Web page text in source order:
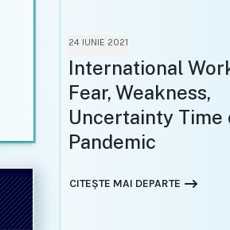
24 IUNIE 2021
International
Fear, Weakness,
Uncertainty Time
Pandemic
CITEȘTE MAI DEPARTE